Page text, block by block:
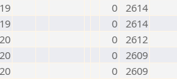
0 2614
0 2614
0 2612
0 2609
0 2609